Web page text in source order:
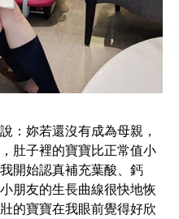
：妳若還沒有成為母親，
肚子裡的寶寶比正常值小
開始認真補充葉酸、鈣
朋友的生長曲線很快地恢
的寶寶在我眼前覺得好欣